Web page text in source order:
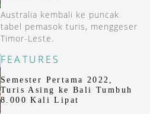
Australia kembali ke puncak
tabel pemasok turis, menggeser
Timor-Leste.
FEATURES
Semester Pertama 2022,
Turis Asing ke Bali Tumbuh
8.000 Kali Lipat